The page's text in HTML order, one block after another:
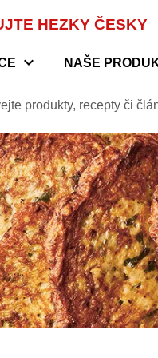
HEZKY ČESKY
expand_more NAŠE
produkty, recepty či
Bramboráky s